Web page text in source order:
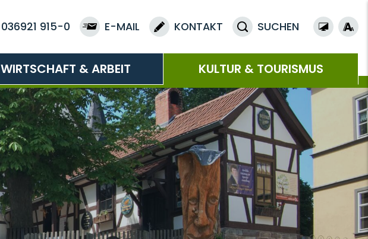
036921 915-0 E-MAIL KONTAKT SUCHEN
WIRTSCHAFT & ARBEIT KULTUR & TOURISMUS